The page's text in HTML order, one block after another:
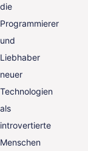
die
Programmierer
und
Liebhaber
neuer
Technologien
als
introvertierte
Menschen